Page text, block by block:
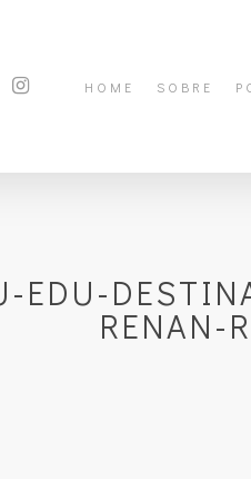
HOME SOBRE
EDU-
RENAN-